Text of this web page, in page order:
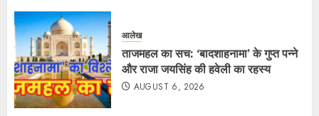
आलेख
ताजमहल का सच: ‘बादशाहनामा’ के गुप्त पन्ने
और राजा जयसिंह की हवेली का रहस्य
AUGUST 6, 2026